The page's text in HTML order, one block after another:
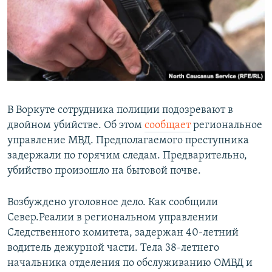
РАСПИСАНИЕ ВЕЩАНИЯ
ПОДПИШИТЕСЬ НА РАССЫЛКУ
СОЦИАЛЬНЫЕ СЕТИ
Все сайты РСЕ/РС
В Воркуте сотрудника полиции подозревают в
двойном убийстве. Об этом сообщаетрегиональное
управление МВД. Предполагаемого преступника
задержали по горячим следам. Предварительно,
убийство произошло на бытовой почве.
Возбуждено уголовное дело. Как сообщили
Север.Реалии в региональном управлении
Следственного комитета, задержан 40-летний
водитель дежурной части. Тела 38-летнего
начальника отделения по обслуживанию ОМВД и